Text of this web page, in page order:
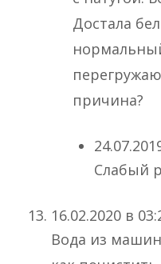
Достала
причина?
Слабый
16.02.2020 в
Вода из